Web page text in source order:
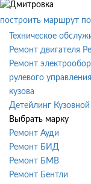
построить маршрут
Техническое
Ремонт двигателя
Ремонт
рулевого управления
кузова
Детейлинг
Выбрать марку
Ремонт Ауди
Ремонт БИД
Ремонт БМВ
Ремонт Бентли